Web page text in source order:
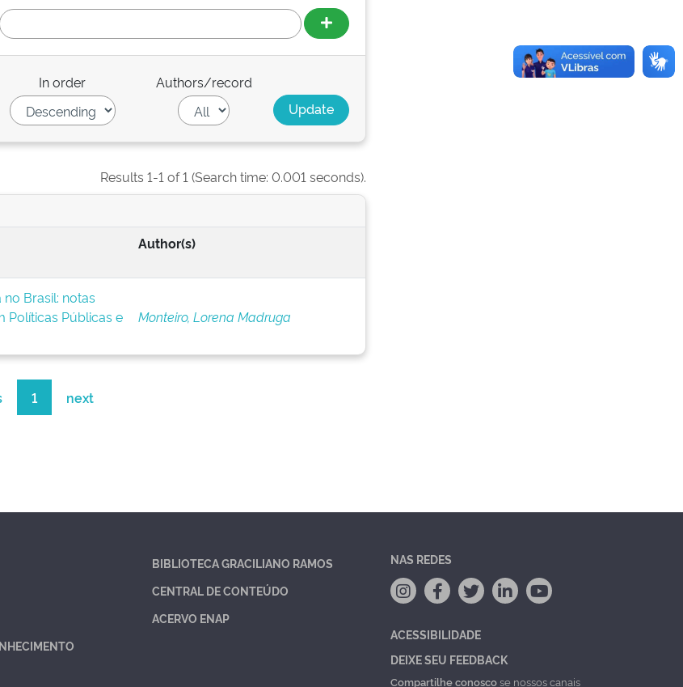
In order Authors/record
Results 1-1 of 1 (Search time: 0.001 seconds).
Author(s)
Brasil: notas
Políticas Públicas e
Monteiro, Lorena Madruga
1 next
BIBLIOTECA GRACILIANO RAMOS
CENTRAL DE CONTEÚDO
ACERVO ENAP
NAS REDES
ACESSIBILIDADE
DEIXE SEU FEEDBACK
Compartilhe conoscose nossos canais